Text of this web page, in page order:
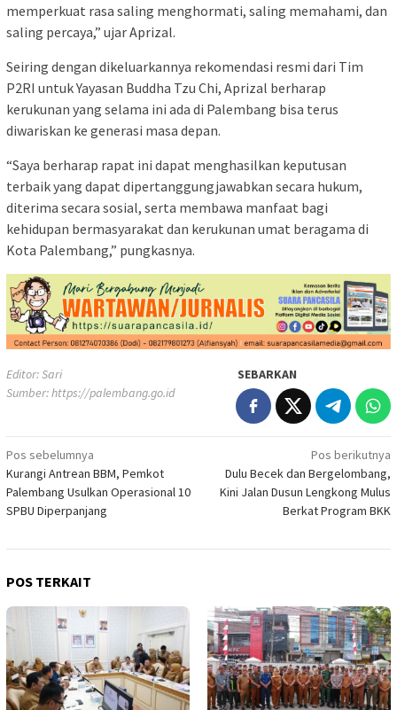
memperkuat rasa saling menghormati, saling memahami, dan
saling percaya,” ujar Aprizal.
Seiring dengan dikeluarkannya rekomendasi resmi dari Tim
P2RI untuk Yayasan Buddha Tzu Chi, Aprizal berharap
kerukunan yang selama ini ada di Palembang bisa terus
diwariskan ke generasi masa depan.
“Saya berharap rapat ini dapat menghasilkan keputusan
terbaik yang dapat dipertanggungjawabkan secara hukum,
diterima secara sosial, serta membawa manfaat bagi
kehidupan bermasyarakat dan kerukunan umat beragama di
Kota Palembang,” pungkasnya.
Editor: Sari
Sumber:https://palembang.go.id
SEBARKAN
Navigasi
pos
Pos sebelumnya
Kurangi Antrean BBM, Pemkot
Palembang Usulkan Operasional 10
SPBU Diperpanjang
Pos berikutnya
Dulu Becek dan Bergelombang,
Kini Jalan Dusun Lengkong Mulus
Berkat Program BKK
POS TERKAIT